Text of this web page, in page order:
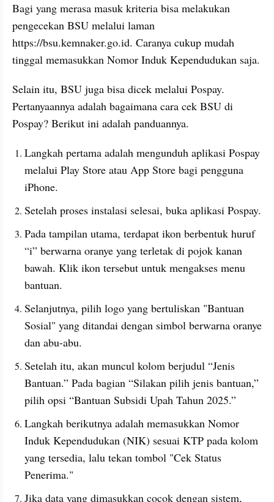
Bagi yang merasa masuk kriteria bisa melakukan
pengecekan BSU melalui laman
https://bsu.kemnaker.go.id. Caranya cukup mudah
tinggal memasukkan Nomor Induk Kependudukan saja.
Selain itu, BSU juga bisa dicek melalui Pospay.
Pertanyaannya adalah bagaimana cara cek BSU di
Pospay? Berikut ini adalah panduannya.
Langkah pertama adalah mengunduh aplikasi Pospay
melalui Play Store atau App Store bagi pengguna
iPhone.
Setelah proses instalasi selesai, buka aplikasi Pospay.
Pada tampilan utama, terdapat ikon berbentuk huruf
“i” berwarna oranye yang terletak di pojok kanan
bawah. Klik ikon tersebut untuk mengakses menu
bantuan.
Selanjutnya, pilih logo yang bertuliskan "Bantuan
Sosial" yang ditandai dengan simbol berwarna oranye
dan abu-abu.
Setelah itu, akan muncul kolom berjudul “Jenis
Bantuan.” Pada bagian “Silakan pilih jenis bantuan,”
pilih opsi “Bantuan Subsidi Upah Tahun 2025.”
Langkah berikutnya adalah memasukkan Nomor
Induk Kependudukan (NIK) sesuai KTP pada kolom
yang tersedia, lalu tekan tombol "Cek Status
Penerima."